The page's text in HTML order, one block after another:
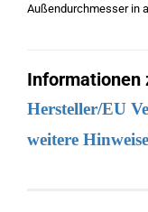
Außendurchmesser in
Informationen
Hersteller/EU
weitere Hinweise